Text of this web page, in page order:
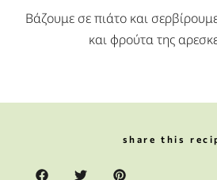
Βάζουμε σε πιάτο και
και φρούτα της
share this